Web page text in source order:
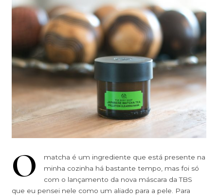
O
matcha é um ingrediente que está presente na
minha cozinha há bastante tempo, mas foi só
com o lançamento da nova máscara da TBS
que eu pensei nele como um aliado para a pele. Para